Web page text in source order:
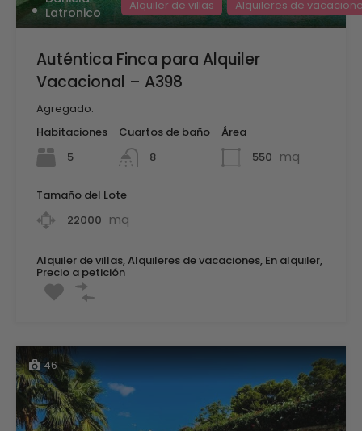
Latronico
Alquiler de villas Alquileres de
Auténtica Finca para Alquiler
Vacacional – A398
Agregado:
Habitaciones
5
Cuartos de baño
8
Área
550 mq
Tamaño del Lote
22000 mq
Alquiler de villas, Alquileres de vacaciones, En alquiler,
Precio a petición
46